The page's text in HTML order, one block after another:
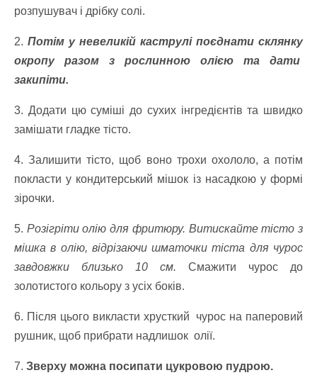
розпушувач і дрібку солі.
2. Потім у невеликій каструлі поєднати склянку
окропу разом з рослинною олією та дати
закипіти.
3. Додати цю суміші до сухих інгредієнтів та швидко
замішати гладке тісто.
4. Залишити тісто, щоб воно трохи охололо, а потім
покласти у кондитерський мішок із насадкою у формі
зірочки.
5. Розігріти олію для фритюру. Витискайте тісто з
мішка в олію, відрізаючи шматочки тіста для чурос
завдовжки близько 10 см. Смажити чурос до
золотистого кольору з усіх боків.
6. Після цього викласти хрусткий чурос на паперовий
рушник, щоб прибрати надлишок олії.
7. Зверху можна посипати цукровою пудрою.